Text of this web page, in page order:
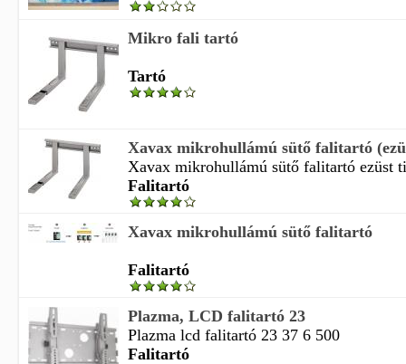
Mikro fali tartó
Tartó
Xavax mikrohullámú sütő falitartó
Xavax mikrohullámú sütő falitartó ezüst
Falitartó
Xavax mikrohullámú sütő falitartó
Falitartó
Plazma, LCD falitartó 23
Plazma lcd falitartó 23 37 6 500
Falitartó